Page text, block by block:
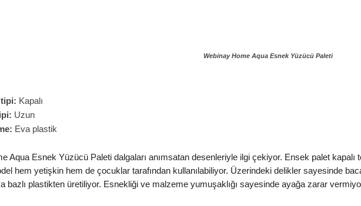
Webinay Home Aqua Esnek Yüzücü Paleti
Kapalı
Uzun
Eva plastik
Aqua Esnek Yüzücü Paleti dalgaları anımsatan desenleriyle ilgi çekiyor. Ensek palet kapalı
hem yetişkin hem de çocuklar tarafından kullanılabiliyor. Üzerindeki delikler sayesinde
bazlı plastikten üretiliyor. Esnekliği ve malzeme yumuşaklığı sayesinde ayağa zarar